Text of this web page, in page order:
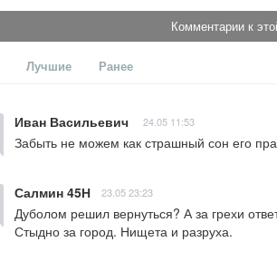
Комментарии к
Лучшие Ранее
Иван Васильевич 24.05 11:53
Забыть не можем как страшный сон его
Салмин 45Н 23.05 23:23
Дуболом решил вернуться? А за грехи
Стыдно за город. Нищета и разруха.